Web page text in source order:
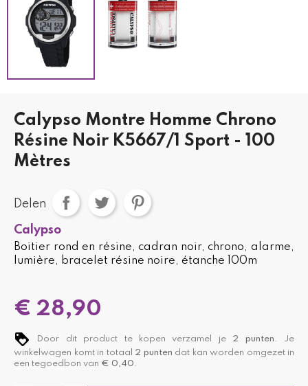
Calypso Montre Homme Chrono
Résine Noir K5667/1 Sport - 100
Mètres
Delen
Calypso
Boitier rond en résine, cadran noir, chrono, alarme,
lumière, bracelet résine noire, étanche 100m
€ 28,90
Door dit product te kopen verzamel je 2 punten . Je
winkelwagen komt in totaal 2 punten dat kan worden omgezet in
een tegoedbon van € 0,40 .